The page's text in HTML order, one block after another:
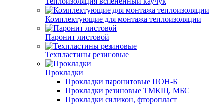
Комплектующие для монтажа теплоизоляции
Паронит листовой
Техпластины резиновые
Прокладки
Прокладки паронитовые ПОН-Б
Прокладки резиновые ТМКЩ, МБС
Прокладки силикон, фторопласт